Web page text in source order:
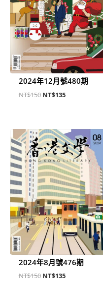
2024年12月號480期
NT$150 NT$135
2024年8月號476期
NT$150
原
始
價
格：
NT$150。
NT$135
目
前
價
格：
NT$135。